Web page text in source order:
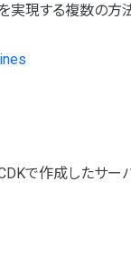
実現する複数の方
で作成したサ